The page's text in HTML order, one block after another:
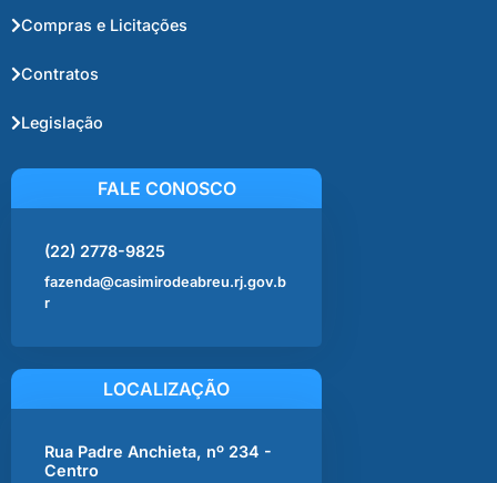
Compras e Licitações
Contratos
Legislação
FALE CONOSCO
(22) 2778-9825
fazenda@casimirodeabreu.rj.gov.b
r
LOCALIZAÇÃO
Rua Padre Anchieta, nº 234 -
Centro